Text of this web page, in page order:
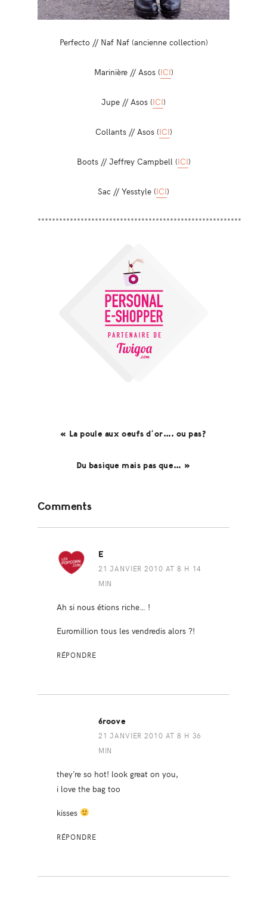
Perfecto // Naf Naf (ancienne collection)
Marinière // Asos (ICI)
Jupe // Asos (ICI)
Collants // Asos (ICI)
Boots // Jeffrey Campbell (ICI)
Sac // Yesstyle (ICI)
*********************************************************
« La poule aux oeufs d’or…. ou pas?
Du basique mais pas que… »
Interactions
Comments
E
21 JANVIER 2010 AT 8 H 14
MIN
Ah si nous étions riche… !
Euromillion tous les vendredis alors ?!
RÉPONDRE
6roove
21 JANVIER 2010 AT 8 H 36
MIN
they’re so hot! look great on you,
i love the bag too
kisses
RÉPONDRE